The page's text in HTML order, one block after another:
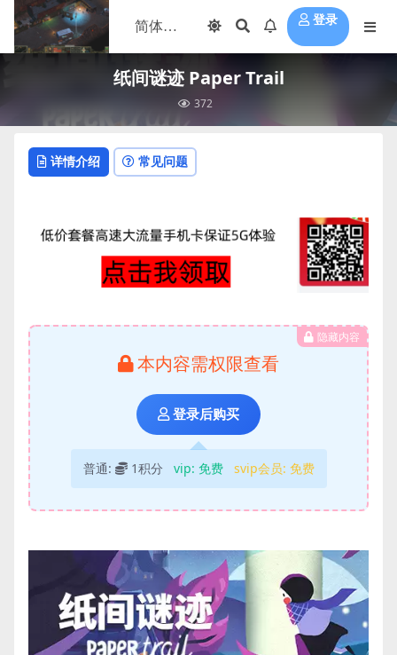
登录
纸间谜迹 Paper Trail
372
详情介绍 常见问题
隐藏内容
本内容需权限查看
登录后购买
普通: 1积分 vip: 免费 svip会员: 免费